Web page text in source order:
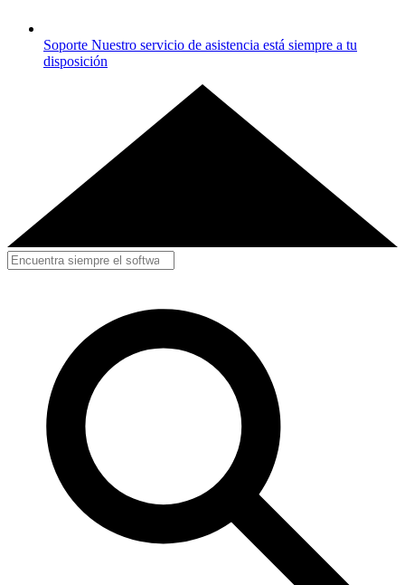
Soporte Nuestro servicio de asistencia está siempre a tu
disposición